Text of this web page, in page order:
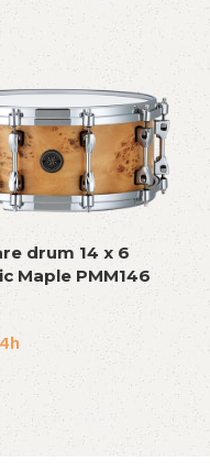
drum 14 x 6
Maple PMM146